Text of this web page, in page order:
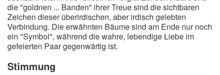
die "goldnen ... Banden" ihrer Treue sind die sichtbaren
Zeichen dieser überirdischen, aber irdisch gelebten
Verbindung. Die erwähnten Bäume sind am Ende nur noch
ein "Symbol", während die wahre, lebendige Liebe im
gefeierten Paar gegenwärtig ist.
Stimmung